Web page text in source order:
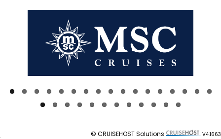
© CRUISEHOST Solutions V4.1663